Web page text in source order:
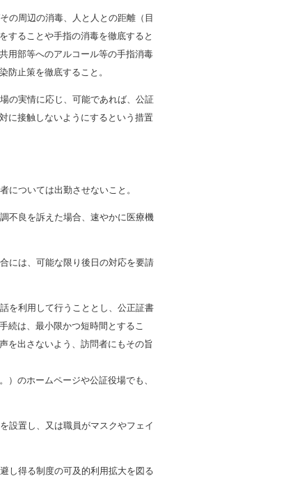
周辺の消毒、人と人との距離（目
することや手指の消毒を徹底すると
用部等へのアルコール等の手指消毒
防止策を徹底すること。
実情に応じ、可能であれば、公証
に接触しないようにするという措置
ついては出勤させないこと。
良を訴えた場合、速やかに医療機
は、可能な限り後日の対応を要請
利用して行うこととし、公正証書
続は、最小限かつ短時間とするこ
を出さないよう、訪問者にもその旨
のホームページや公証役場でも、
置し、又は職員がマスクやフェイ
得る制度の可及的利用拡大を図る